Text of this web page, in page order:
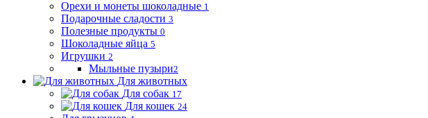
Орехи и монеты шоколадные 1
Подарочные сладости 3
Полезные продукты 0
Шоколадные яйца 5
Игрушки 2
Мыльные пузыри2
Для животных
Для собак 17
Для кошек 24